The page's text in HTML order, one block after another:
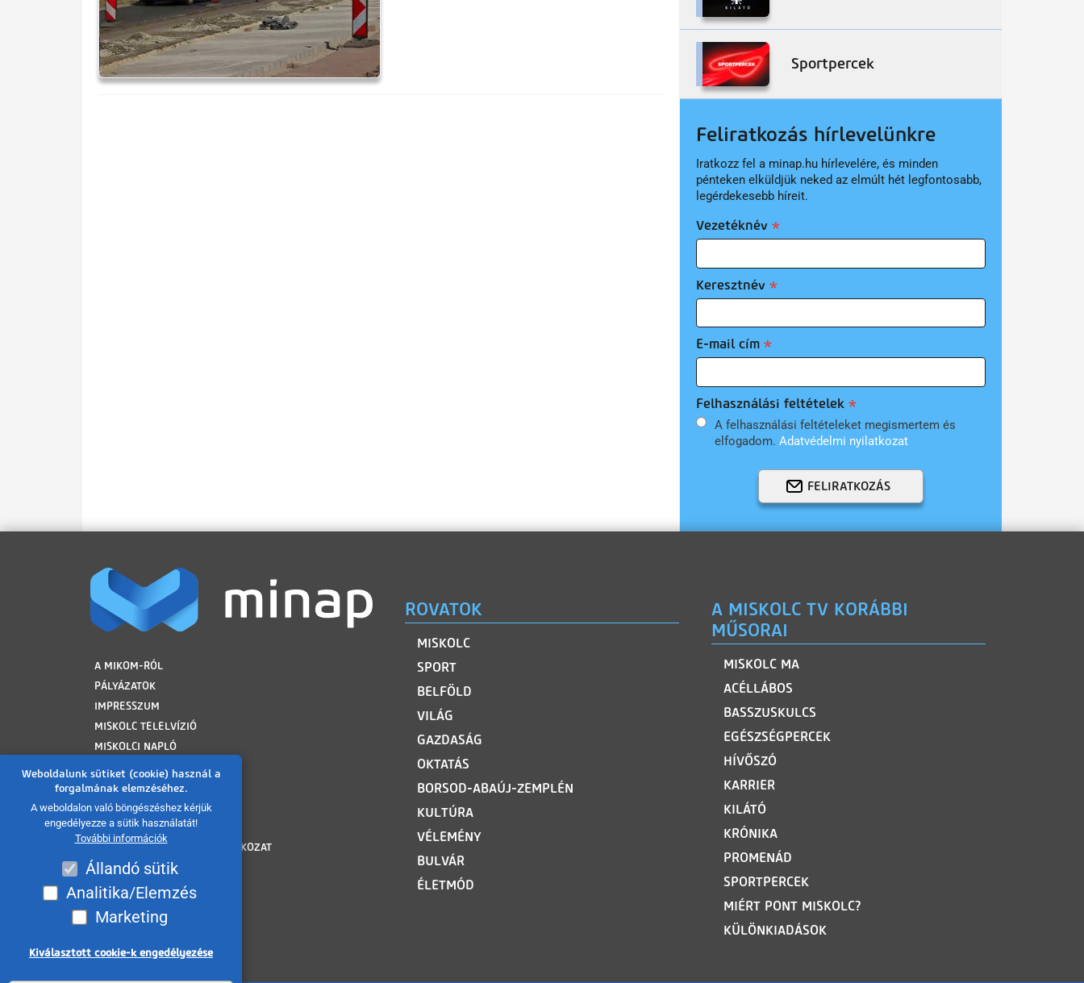
Weboldalunk sütiket (cookie) használ a
forgalmának elemzéséhez.
A weboldalon való böngészéshez kérjük
engedélyezze a sütik használatát!
További információk
Állandó sütik
Analitika/Elemzés
Marketing
Kiválasztott cookie-k engedélyezése
Withdraw consent
Sportpercek
Feliratkozás hírlevelünkre
Iratkozz fel a minap.hu hírlevelére, és minden
pénteken elküldjük neked az elmúlt hét legfontosabb,
legérdekesebb híreit.
Vezetéknév
Keresztnév
E-mail cím
Felhasználási feltételek
A felhasználási feltételeket megismertem és
elfogadom. Adatvédelmi nyilatkozat
FELIRATKOZÁS
LÁBLÉC
A MIKOM-RÓL
PÁLYÁZATOK
IMPRESSZUM
MISKOLC TELELVÍZIÓ
MISKOLCI NAPLÓ
FELHASZNÁLÁSI FELTÉTELEK
ADATVÉDELMI TÁJÉKOZTATÓ
SÜTI TÁJÉKOZTATÓ
AKADÁLYMENTESÍTÉSI NYILATKOZAT
KÖZÉRDEKŰ ADATOK
KÖZADATKERESŐ
MÉDIAAJÁNLAT
OLDALTÉRKÉP
ROVATOK
MISKOLC
SPORT
BELFÖLD
VILÁG
GAZDASÁG
OKTATÁS
BORSOD-ABAÚJ-ZEMPLÉN
KULTÚRA
VÉLEMÉNY
BULVÁR
ÉLETMÓD
A MISKOLC TV KORÁBBI
MŰSORAI
MISKOLC MA
ACÉLLÁBOS
BASSZUSKULCS
EGÉSZSÉGPERCEK
HÍVŐSZÓ
KARRIER
KILÁTÓ
KRÓNIKA
PROMENÁD
SPORTPERCEK
MIÉRT PONT MISKOLC?
KÜLÖNKIADÁSOK